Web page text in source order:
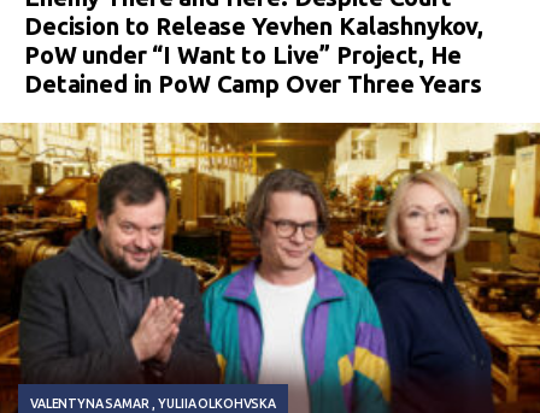
Decision to Release Yevhen Kalashnykov,
PoW under “I Want to Live” Project, He
Detained in PoW Camp Over Three Years
VALENTYNA SAMAR YULIIA OLKOHVSKA